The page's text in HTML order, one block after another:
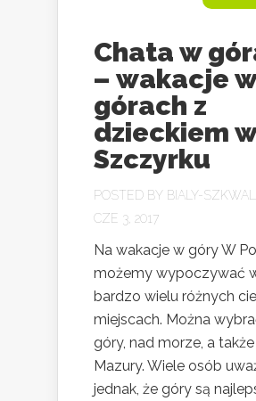
Chata w
– wakacje w
górach z
dzieckiem w
Szczyrku
POSTED BY BIALY-
CZE 3, 2017
Na wakacje w góry W
możemy wypoczywać
bardzo wielu różnych
miejscach. Można
góry, nad morze, a także
Mazury. Wiele osób
jednak, że góry są